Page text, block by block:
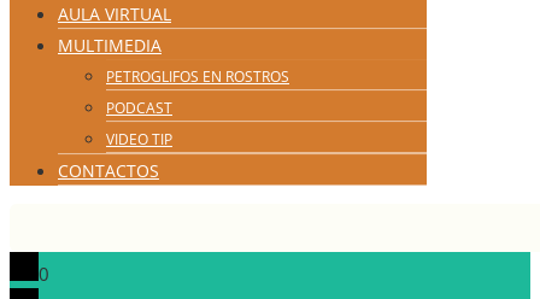
AULA VIRTUAL
MULTIMEDIA
PETROGLIFOS EN ROSTROS
PODCAST
VIDEO TIP
CONTACTOS
0